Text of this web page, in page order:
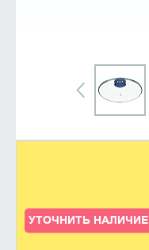
УТОЧНИТЬ НАЛИЧИЕ